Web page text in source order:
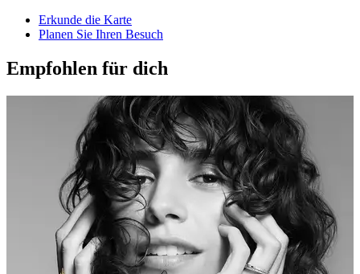
Erkunde die Karte
Planen Sie Ihren Besuch
Empfohlen für dich